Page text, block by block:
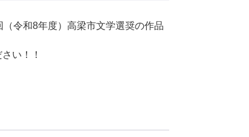
令和8年度）高梁市文学選奨の作品
い！！